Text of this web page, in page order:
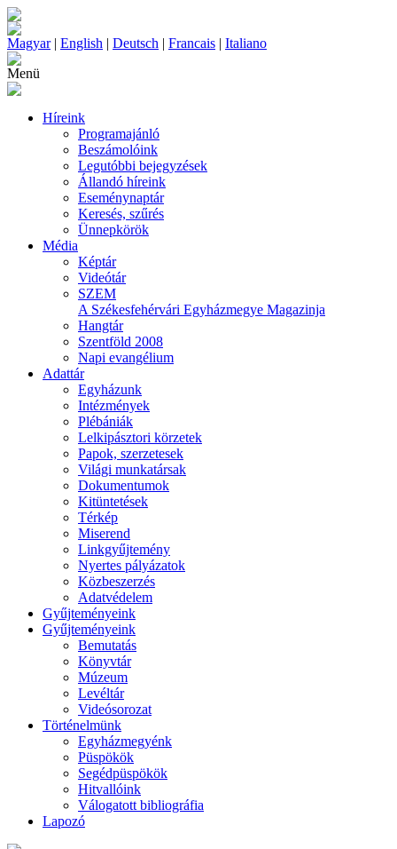
Magyar| English | Deutsch | Francais | Italiano
Menü
Híreink
Programajánló
Beszámolóink
Legutóbbi bejegyzések
Állandó híreink
Eseménynaptár
Keresés, szűrés
Ünnepkörök
Média
Képtár
Videótár
SZEM
A Székesfehérvári Egyházmegye Magazinja
Hangtár
Szentföld 2008
Napi evangélium
Adattár
Egyházunk
Intézmények
Plébániák
Lelkipásztori körzetek
Papok, szerzetesek
Világi munkatársak
Dokumentumok
Kitüntetések
Térkép
Miserend
Linkgyűjtemény
Nyertes pályázatok
Közbeszerzés
Adatvédelem
Gyűjteményeink
Gyűjteményeink
Bemutatás
Könyvtár
Múzeum
Levéltár
Videósorozat
Történelmünk
Egyházmegyénk
Püspökök
Segédpüspökök
Hitvallóink
Válogatott bibliográfia
Lapozó